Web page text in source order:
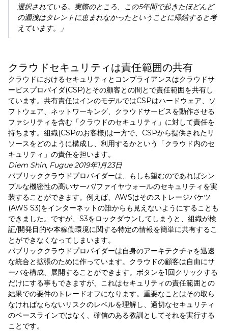
選択されている。実際のところ、この5年間で起きたほどんど
の漏洩はタレントに恵まれなかったということに帰結すると考
えています。」
クラウドセキュリティは責任範囲の共有
クラウドにおけるセキュリティとコンプライアンスはクラウドサ
ービスプロバイダ(CSP)とその顧客との間とで責任範囲を共有し
ています。共有責任はインのモデルではCSPはハードウェア、ソ
フトウェア、ネットワーキング、クラウドサービスを動作させる
ファシリティを含む「クラウドのセキュリティ」に対して責任を
持ちます。組織(CSPのお客様)は一方で、CSPから提供されたリ
ソースをどのように構成し、利用するかという「クラウド内のセ
キュリティ」の責任を担います。
Diem Shin, Fugue 2019年1月23日
パブリッククラウドプロバイダーは、もしも望むのであればシン
プルな機密性の高いサーバ/ファイヤウォールのセキュリティを実
装することができます。例えば、AWSはそのストレージバケツ
(AWS S3)をインターネットの誰からも見えないようにすることも
できました。ですが、S3をロックダウンしてしまうと、組織が検
証/開発目的や本稼働環境に関する特定の情報を簡単に共有するこ
とができなくなってしまいます。
パブリッククラウドプロバイダーは自身のアーキテクチャを迅速
な統合と拡張のために作っています。クラウドの顧客は自由にサ
ーバを構成、展開することができます。ボタンを1回クリックする
だけにする事もできますが、これはセキュリティの責任範囲との
結果での要件のトレードオフになります。重要なことはその取ら
なければならないリスクのレベルを理解し、適切なセキュリティ
のベースラインではなく、確信のある教訓としてそれを実行する
ことです。